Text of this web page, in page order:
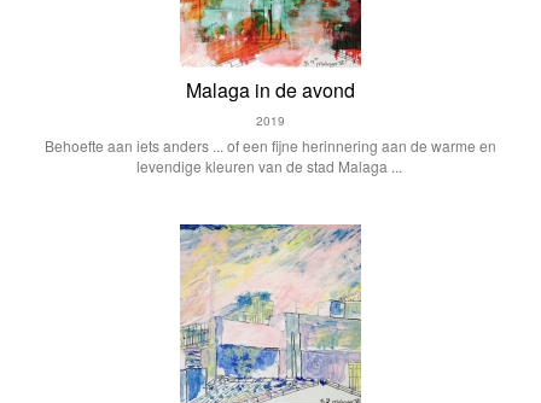
Malaga in de avond
2019
Behoefte aan iets anders ... of een fijne herinnering aan de warme en
levendige kleuren van de stad Malaga ...